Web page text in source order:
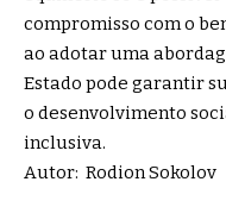
compromisso com o
ao adotar uma
Estado pode garantir
o desenvolvimento
inclusiva.
Autor: Rodion Sokolov